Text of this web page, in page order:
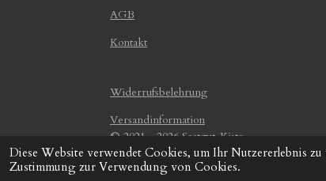
Diese Website verwendet Cookies, um Ihr Nutzererlebnis
Zustimmung zur Verwendung von Cookies.
AGB
Kontakt
Widerrufsbelehrung
Versandinformation
© 2021 - 2026 Saatgut-Kiste